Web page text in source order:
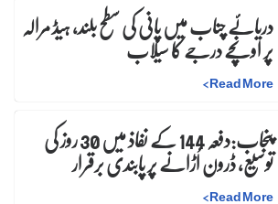
دریائے چناب میں پانی کی سطح بلند، ہیڈ مرالہ
پر اونچے درجے کا سیلاب
Read More
>
پنجاب:دفعہ 144 کے نفاذ میں 30 روز کیتوسیع، ڈرون اُڑانے پر پابندی برقرار
Read More
>